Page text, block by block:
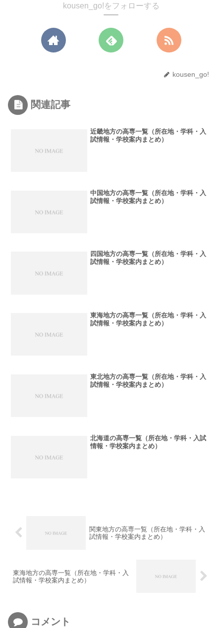
kousen_go!をフォローする
kousen_go!
関連記事
近畿地方の高専一覧（所在地・学科・入
試情報・学校案内まとめ）
中国地方の高専一覧（所在地・学科・入
試情報・学校案内まとめ）
四国地方の高専一覧（所在地・学科・入
試情報・学校案内まとめ）
東海地方の高専一覧（所在地・学科・入
試情報・学校案内まとめ）
東北地方の高専一覧（所在地・学科・入
試情報・学校案内まとめ）
北海道の高専一覧（所在地・学科・入試
情報・学校案内まとめ）
関東地方の高専一覧（所在地・学科・入
試情報・学校案内まとめ）
東海地方の高専一覧（所在地・学科・入
試情報・学校案内まとめ）
コメント